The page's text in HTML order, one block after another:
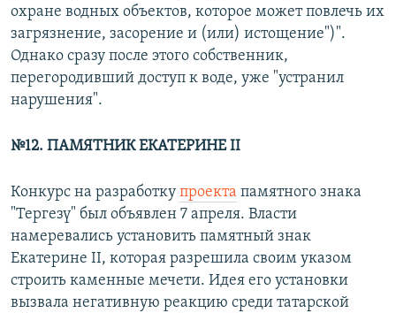
охране водных объектов, которое может повлечь их
загрязнение, засорение и (или) истощение")".
Однако сразу после этого собственник,
перегородивший доступ к воде, уже "устранил
нарушения".
№12. ПАМЯТНИК ЕКАТЕРИНЕ II
Конкурс на разработку проекта памятного знака
"Тергезү" был объявлен 7 апреля. Власти
намеревались установить памятный знак
Екатерине II, которая разрешила своим указом
строить каменные мечети. Идея его установки
вызвала негативную реакцию среди татарской